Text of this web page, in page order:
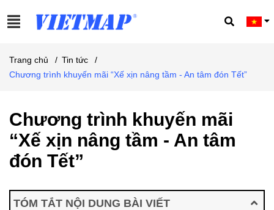
Trang chủ / Tin tức
/
Chương trình khuyến mãi “Xế xịn nâng tầm - An tâm đón Tết”
Chương trình khuyến mãi
“Xế xịn nâng tầm - An tâm
đón Tết”
TÓM TẮT NỘI DUNG BÀI VIẾT